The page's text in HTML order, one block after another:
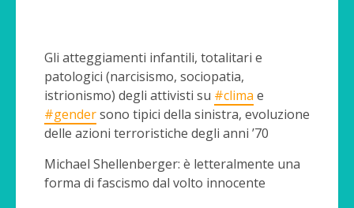
Gli atteggiamenti infantili, totalitari e
patologici (narcisismo, sociopatia,
istrionismo) degli attivisti su #clima e
#gendersono tipici della sinistra, evoluzione
delle azioni terroristiche degli anni ’70
Michael Shellenberger: è letteralmente una
forma di fascismo dal volto innocente